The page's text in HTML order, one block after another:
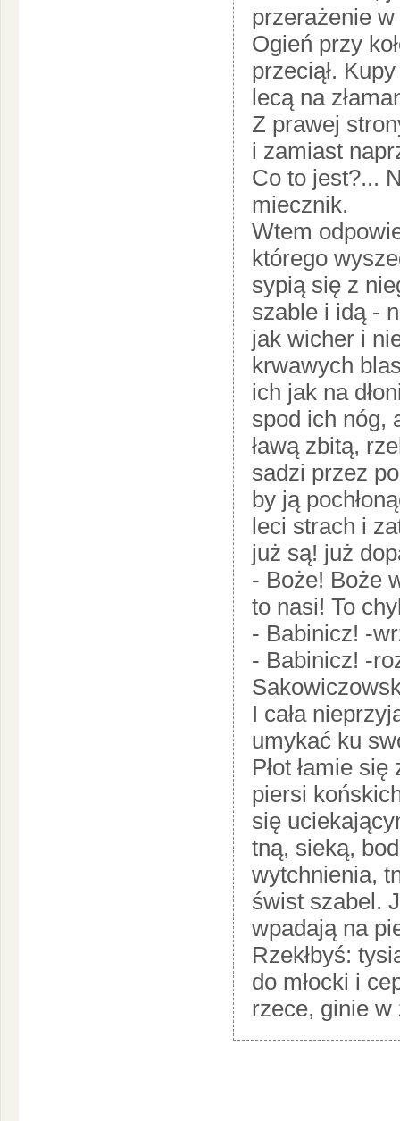
przerażenie w
Ogień przy
przeciął.
lecą na
Z prawej
i zamiast
Co to jest?...
miecznik.
Wtem
którego
sypią się z
szable i idą -
jak wicher i
krwawych
ich jak na
spod ich nóg,
ławą zbitą,
sadzi przez
by ją
leci strach i
już są! już
- Boże! Boże
to nasi! To
- Babinicz! -
- Babinicz! -
I cała
umykać ku
Płot łamie
piersi
się
tną, sieką,
wytchnienia,
świst szabel.
wpadają na
Rzekłbyś:
do młocki i
rzece, ginie w